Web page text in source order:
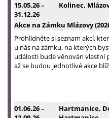
15.05.26–
31.12.26
Kolinec,
Akce na Zámku Mlázovy
Prohlídněte si seznam akcí,
u nás na zámku, na kterých
události bude věnován vlastní
až se budou jednotlivé akce
01.06.26–
Hartmanice,